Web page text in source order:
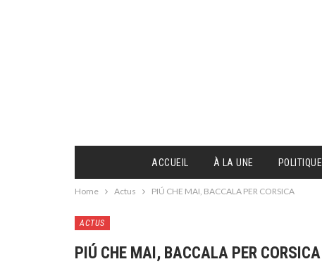
ACCUEIL À LA UNE POLITIQUE
Home Actus PIÚ CHE MAI, BACCALA PER CORSICA
ACTUS
PIÚ CHE MAI, BACCALA PER CORSICA